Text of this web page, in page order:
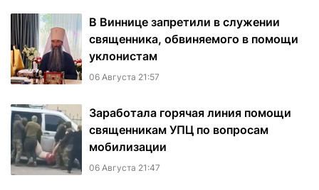
В Виннице запретили в служении
священника, обвиняемого в помощи
уклонистам
06 Августа 21:57
Заработала горячая линия помощи
священникам УПЦ по вопросам
мобилизации
06 Августа 21:47